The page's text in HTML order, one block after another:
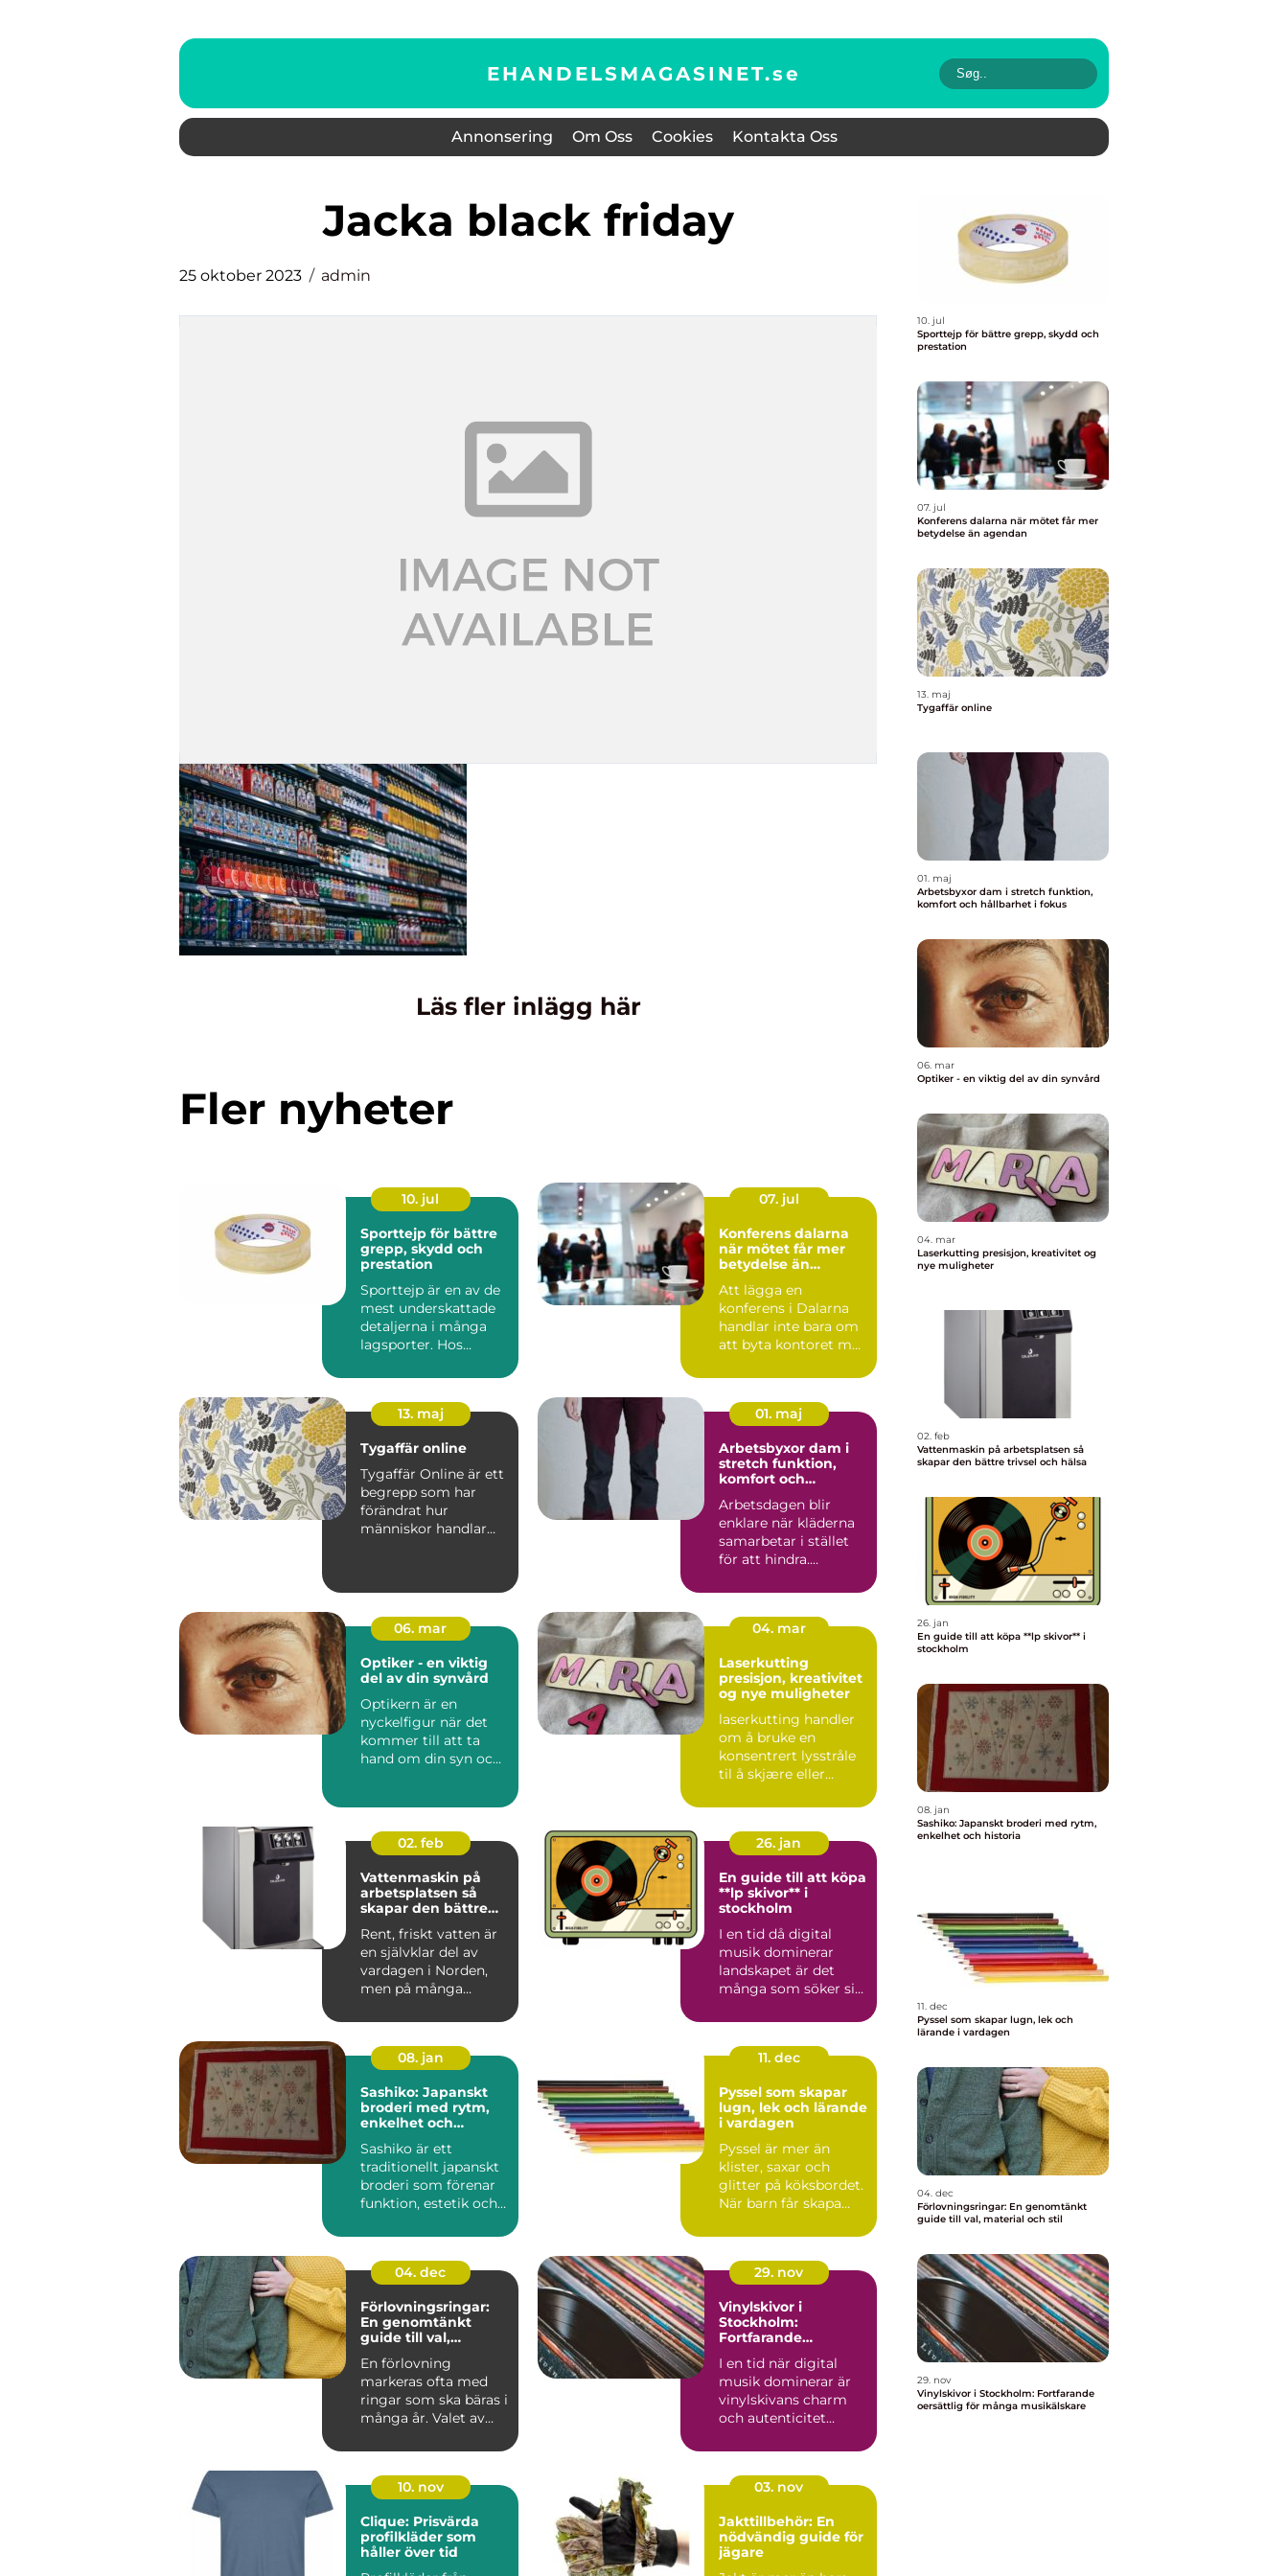
EHANDELSMAGASINET.se
Annonsering Om Oss Cookies Kontakta Oss
jacka black friday
25 oktober 2023 admin
Läs fler inlägg här
Fler nyheter
10. jul
Sporttejp för bättre
grepp, skydd och
prestation
Sporttejp är en av de
mest underskattade
detaljerna i många
lagsporter. Hos
07. jul
Konferens dalarna
när mötet får mer
betydelse än
Att lägga en
konferens i Dalarna
handlar inte bara om
att byta kontoret mot
påve...
13. maj
Tygaffär online
Tygaffär Online är ett
begrepp som har
förändrat hur
människor handlar
01. maj
Arbetsbyxor dam i
stretch funktion,
komfort och
Arbetsdagen blir
enklare när kläderna
samarbetar i stället
för att hindra.
06. mar
Optiker - en viktig
del av din synvård
Optikern är en
nyckelfigur när det
kommer till att ta
hand om din syn och
04. mar
Laserkutting
presisjon, kreativitet
og nye muligheter
laserkutting handler
om å bruke en
konsentrert lysstråle
til å skjære eller
material...
02. feb
Vattenmaskin på
arbetsplatsen så
skapar den bättre
Rent, friskt vatten är
en självklar del av
vardagen i Norden,
men på många
vattne...
26. jan
En guide till att köpa
**lp skivor** i
stockholm
I en tid då digital
musik dominerar
landskapet är det
många som söker sig
nostalgis...
08. jan
Sashiko: Japanskt
broderi med rytm,
enkelhet och
Sashiko är ett
traditionellt japanskt
broderi som förenar
funktion, estetik och
11. dec
Pyssel som skapar
lugn, lek och lärande
i vardagen
Pyssel är mer än
klister, saxar och
glitter på köksbordet.
När barn får skapa
de...
04. dec
Förlovningsringar:
En genomtänkt
guide till val,
En förlovning
markeras ofta med
ringar som ska bäras i
många år. Valet av
29. nov
Vinylskivor i
Stockholm:
Fortfarande
musikälskare
I en tid när digital
musik dominerar är
vinylskivans charm
och autenticitet
10. nov
Clique: Prisvärda
profilkläder som
håller över tid
03. nov
Jakttillbehör: En
nödvändig guide för
jägare
10. jul
Sporttejp för bättre grepp, skydd och
prestation
07. jul
Konferens dalarna när mötet får mer
betydelse än agendan
13. maj
Tygaffär online
01. maj
Arbetsbyxor dam i stretch funktion,
komfort och hållbarhet i fokus
06. mar
Optiker - en viktig del av din synvård
04. mar
Laserkutting presisjon, kreativitet og
nye muligheter
02. feb
Vattenmaskin på arbetsplatsen så
skapar den bättre trivsel och hälsa
26. jan
En guide till att köpa **lp skivor** i
stockholm
08. jan
Sashiko: Japanskt broderi med rytm,
enkelhet och historia
11. dec
Pyssel som skapar lugn, lek och
lärande i vardagen
04. dec
Förlovningsringar: En genomtänkt
guide till val, material och stil
29. nov
Vinylskivor i Stockholm: Fortfarande
oersättlig för många musikälskare